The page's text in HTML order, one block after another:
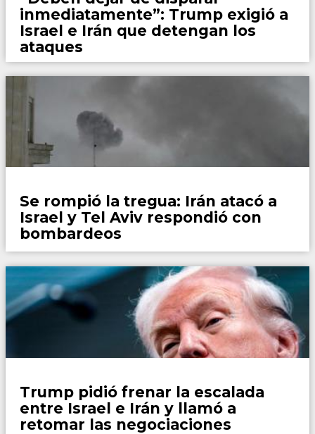
inmediatamente”: Trump exigió a
Israel e Irán que detengan los
ataques
Se rompió la tregua: Irán atacó a
Israel y Tel Aviv respondió con
bombardeos
Trump pidió frenar la escalada
entre Israel e Irán y llamó a
retomar las negociaciones